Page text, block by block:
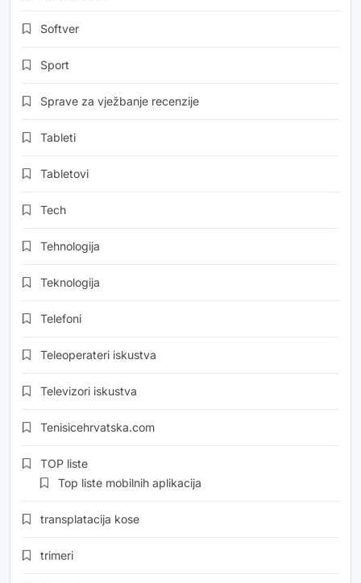
Softver
Sport
Sprave za vježbanje recenzije
Tableti
Tabletovi
Tech
Tehnologija
Teknologija
Telefoni
Teleoperateri iskustva
Televizori iskustva
Tenisicehrvatska.com
TOP liste
Top liste mobilnih aplikacija
transplatacija kose
trimeri